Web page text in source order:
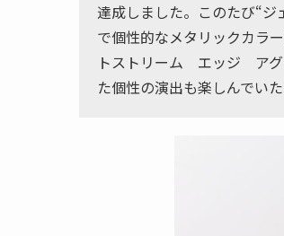
達成しました。このたび“
で個性的なメタリックカラ
トストリーム エッジ アグ
た個性の演出も楽しんでいた